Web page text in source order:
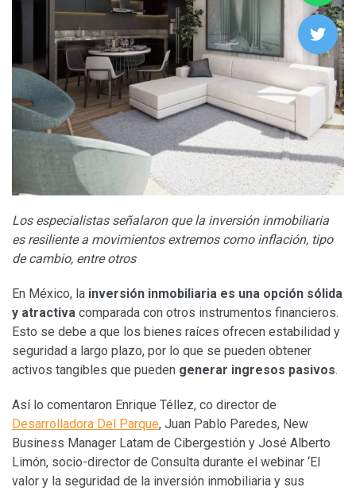
Los especialistas señalaron que la inversión inmobiliaria
es resiliente a movimientos extremos como inflación, tipo
de cambio, entre otros
En México, la inversión inmobiliaria es una opción sólida
y atractiva comparada con otros instrumentos financieros.
Esto se debe a que los bienes raíces ofrecen estabilidad y
seguridad a largo plazo, por lo que se pueden obtener
activos tangibles que pueden generar ingresos pasivos.
Así lo comentaron Enrique Téllez, co director de
Desarrolladora Del Parque, Juan Pablo Paredes, New
Business Manager Latam de Cibergestión y José Alberto
Limón, socio-director de Consulta durante el webinar ‘El
valor y la seguridad de la inversión inmobiliaria y sus